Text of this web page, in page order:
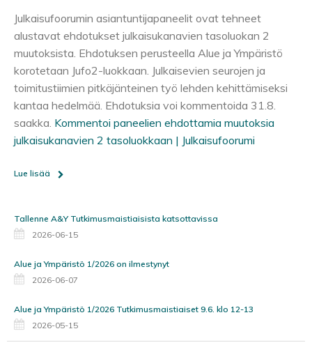
Julkaisufoorumin asiantuntijapaneelit ovat tehneet
alustavat ehdotukset julkaisukanavien tasoluokan 2
muutoksista. Ehdotuksen perusteella Alue ja Ympäristö
korotetaan Jufo2-luokkaan. Julkaisevien seurojen ja
toimitustiimien pitkäjänteinen työ lehden kehittämiseksi
kantaa hedelmää. Ehdotuksia voi kommentoida 31.8.
saakka. Kommentoi paneelien ehdottamia muutoksia
julkaisukanavien 2 tasoluokkaan | Julkaisufoorumi
Lue lisää
Tallenne A&Y Tutkimusmaistiaisista katsottavissa
2026-06-15
Alue ja Ympäristö 1/2026 on ilmestynyt
2026-06-07
Alue ja Ympäristö 1/2026 Tutkimusmaistiaiset 9.6. klo 12-13
2026-05-15